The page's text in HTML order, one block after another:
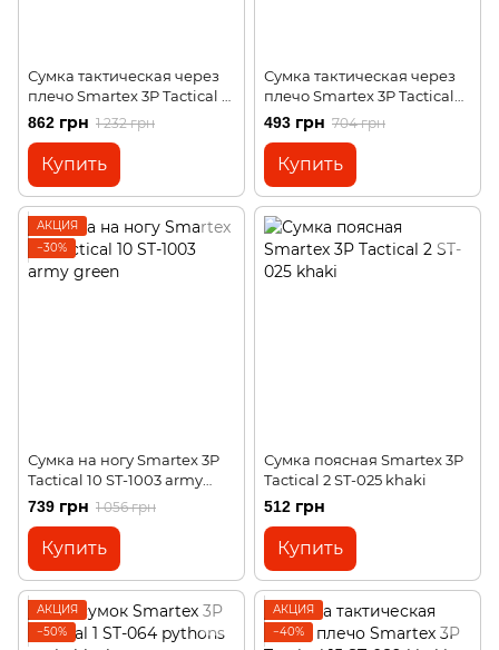
Сумка тактическая через
плечо Smartex 3P Tactical 12
ST-102 acu camouflage
862 грн 1 232 грн
Купить
Сумка тактическая через
плечо Smartex 3P Tactical
10 ST-050 army green
493 грн 704 грн
Купить
АКЦИЯ
−30%
Сумка на ногу Smartex 3P
Tactical 10 ST-1003 army
green
739 грн 1 056 грн
Купить
Сумка поясная Smartex 3P
Tactical 2 ST-025 khaki
512 грн
Купить
АКЦИЯ
−50%
АКЦИЯ
−40%